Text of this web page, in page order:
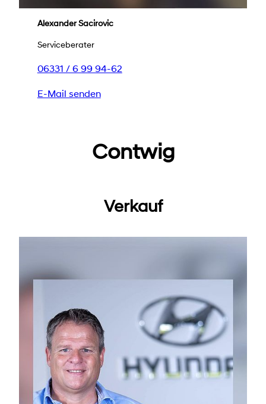
Alexander Sacirovic
Serviceberater
06331 / 6 99 94-62
E-Mail senden
Contwig
Verkauf